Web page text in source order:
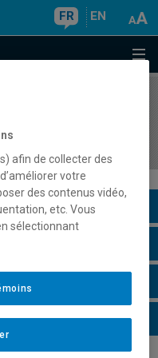
FR EN
afin de collecter des
votre
des contenus vidéo,
etc. Vous
sélectionnant